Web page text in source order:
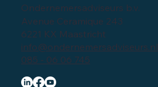
Ondernemersadviseurs b.v.
Avenue Ceramique 243
6221 KX Maastricht
info@ondernemersadviseurs.nl
085 - 06 06 745